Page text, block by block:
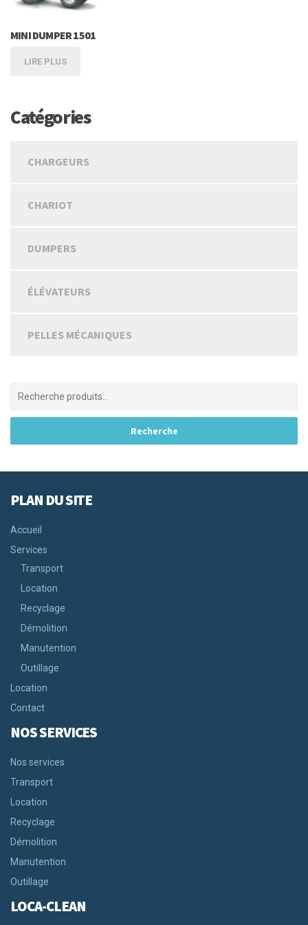
MINI DUMPER 1501
LIRE PLUS
Catégories
CHARGEURS
CHARIOT
DUMPERS
ÉLÉVATEURS
PELLES MÉCANIQUES
PLAN DU SITE
Accueil
Services
Transport
Location
Recyclage
Démolition
Manutention
Outillage
Location
Contact
NOS SERVICES
Nos services
Transport
Location
Recyclage
Démolition
Manutention
Outillage
LOCA-CLEAN